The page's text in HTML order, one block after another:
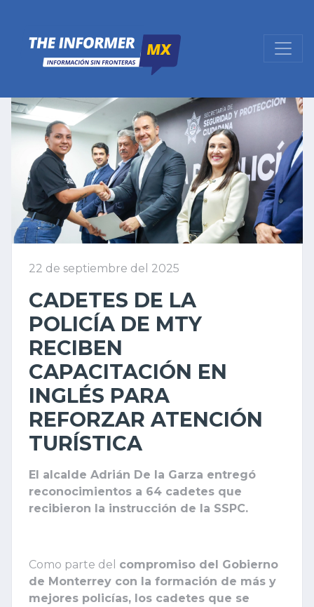
22 de septiembre del 2025
CADETES DE LA
POLICÍA DE MTY
RECIBEN
CAPACITACIÓN EN
INGLÉS PARA
REFORZAR ATENCIÓN
TURÍSTICA
El alcalde Adrián De la Garza entregó
reconocimientos a 64 cadetes que
recibieron la instrucción de la SSPC.
Como parte del compromiso del Gobierno
de Monterrey con la formación de más y
mejores policías, los cadetes que se